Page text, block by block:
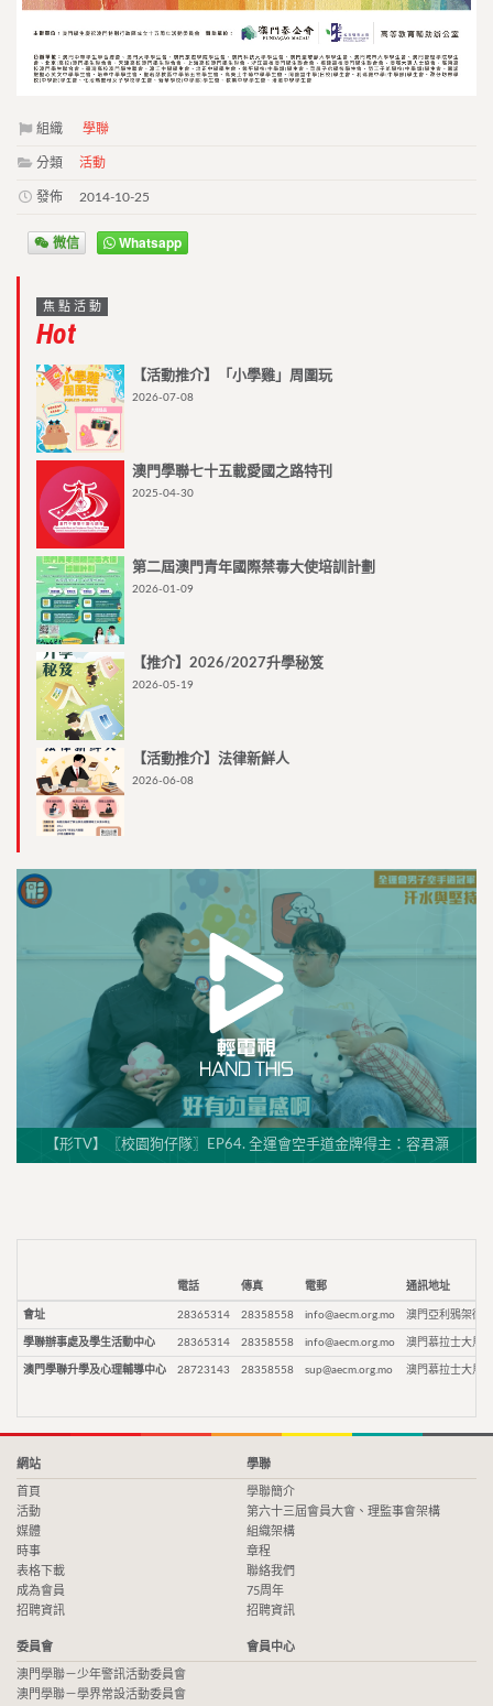
組織 學聯
分類 活動
發佈 2014-10-25
微信 Whatsapp
焦點活動
Hot
【活動推介】「小學雞」周圍玩
2026-07-08
澳門學聯七十五載愛國之路特刊
2025-04-30
第二屆澳門青年國際禁毒大使培訓計劃
2026-01-09
【推介】2026/2027升學秘笈
2026-05-19
【活動推介】法律新鮮人
2026-06-08
【形TV】〖校園狗仔隊〗EP64. 全運會空手道金牌得主：容君灝
電話 傳真 電郵 通訊地址
會址 28365314 28358558 info@aecm.org.mo 澳門亞利鴉架街9
學聯辦事處及學生活動中心 28365314 28358558 info@aecm.org.mo 澳門慕拉士大馬
澳門學聯升學及心理輔導中心 28723143 28358558 sup@aecm.org.mo 澳門慕拉士大馬
網站
首頁
活動
媒體
時事
表格下載
成為會員
招聘資訊
學聯
學聯簡介
第六十三屆會員大會、理監事會架構
組織架構
章程
聯絡我們
75周年
招聘資訊
委員會
澳門學聯－少年警訊活動委員會
澳門學聯－學界常設活動委員會
會員中心